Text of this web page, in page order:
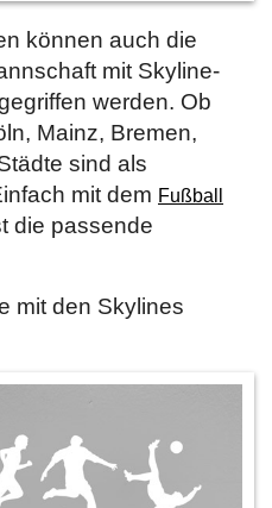
können auch die
mit Skyline-
werden. Ob
Mainz, Bremen,
sind als
mit dem Fußball
die passende
mit den Skylines